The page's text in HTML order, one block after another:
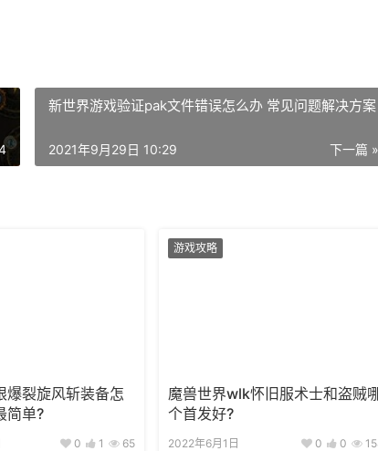
新世界游戏验证pak文件错误怎么办 常见问题解决方案
下一篇 »
2021年9月29日 10:29
爆裂旋风斩装备怎
简单?
0 1 65
游戏攻略
魔兽世界wlk怀旧服术士和盗贼
个首发好?
2022年6月1日 0 0